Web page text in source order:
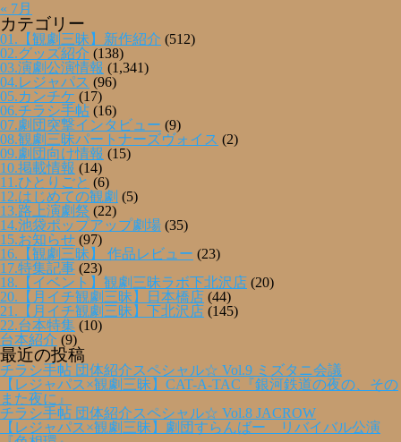
« 7月
カテゴリー
01.【観劇三昧】新作紹介 (512)
02.グッズ紹介 (138)
03.演劇公演情報 (1,341)
04.レジャパス (96)
05.カンチケ (17)
06.チラシ手帖 (16)
07.劇団突撃インタビュー (9)
08.観劇三昧パートナーズヴォイス (2)
09.劇団向け情報 (15)
10.掲載情報 (14)
11.ひとりごと (6)
12.はじめての観劇 (5)
13.路上演劇祭 (22)
14.池袋ポップアップ劇場 (35)
15.お知らせ (97)
16.【観劇三昧】 作品レビュー (23)
17.特集記事 (23)
18.【イベント】観劇三昧ラボ下北沢店 (20)
20.【月イチ観劇三昧】日本橋店 (44)
21.【月イチ観劇三昧】下北沢店 (145)
22.台本特集 (10)
台本紹介 (9)
最近の投稿
チラシ手帖 団体紹介スペシャル☆ Vol.9 ミズタニ会議
【レジャパス×観劇三昧】CAT-A-TAC『銀河鉄道の夜の、その
また夜に』
チラシ手帖 団体紹介スペシャル☆ Vol.8 JACROW
【レジャパス×観劇三昧】劇団すらんばー リバイバル公演